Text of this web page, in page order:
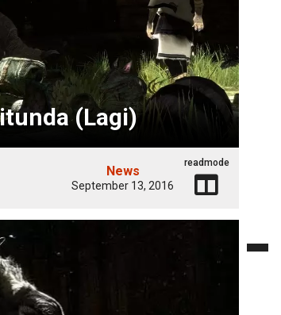
(Lagi)
News
September 13, 2016
readmode